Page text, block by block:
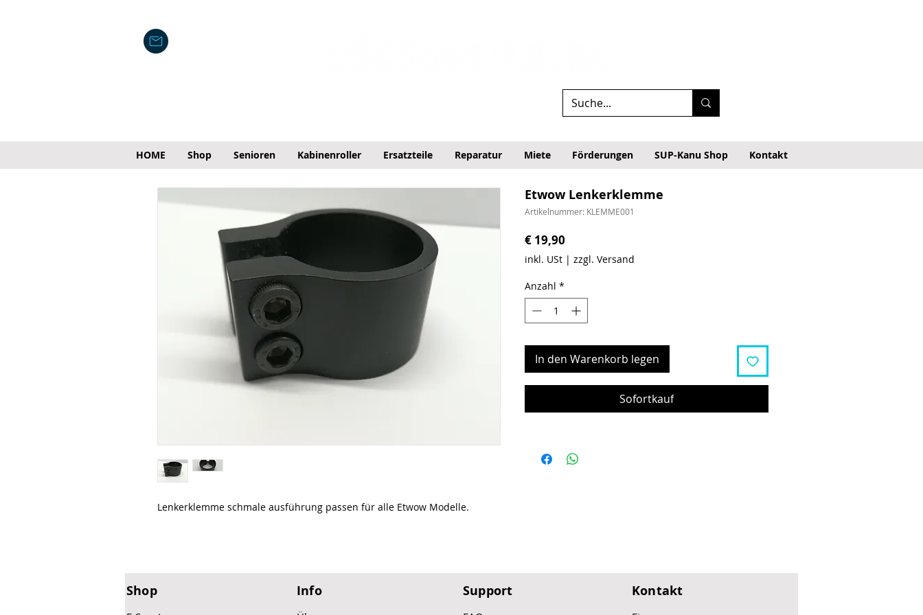
HOME Shop Senioren Kabinenroller Ersatzteile Reparatur Miete Förderungen SUP-Kanu Shop Kontakt
Lenkerklemme schmale ausführung passen für alle Etwow Modelle.
Etwow Lenkerklemme
Artikelnummer: KLEMME001
€ 19,90Preis
inkl. USt| zzgl. Versand
Anzahl *
In den Warenkorb legen
Sofortkauf
Shop Info Support Kontakt